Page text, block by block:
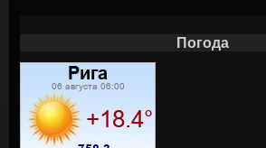
Погода